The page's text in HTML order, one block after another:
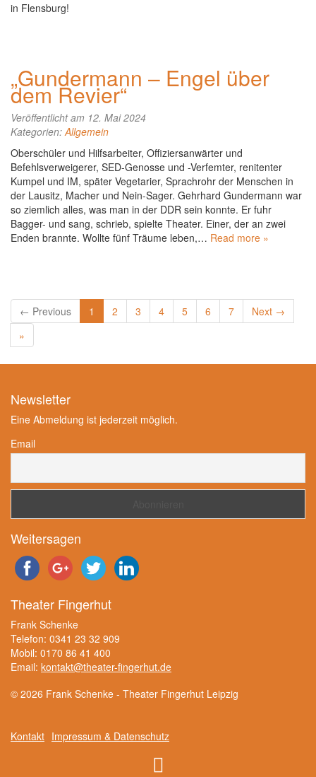
in Flensburg!
„Gundermann – Engel über
dem Revier“
Veröffentlicht am 12. Mai 2024
Kategorien:Allgemein
Oberschüler und Hilfsarbeiter, Offiziersanwärter und
Befehlsverweigerer, SED-Genosse und -Verfemter, renitenter
Kumpel und IM, später Vegetarier, Sprachrohr der Menschen in
der Lausitz, Macher und Nein-Sager. Gehrhard Gundermann war
so ziemlich alles, was man in der DDR sein konnte. Er fuhr
Bagger- und sang, schrieb, spielte Theater. Einer, der an zwei
Enden brannte. Wollte fünf Träume leben,… Read more »
← Previous 1 2 3 4 5 6 7
Next →
»
Newsletter
Eine Abmeldung ist jederzeit möglich.
Email
Weitersagen
Theater Fingerhut
Frank Schenke
Telefon: 0341 23 32 909
Mobil: 0170 86 41 400
Email: kontakt@theater-fingerhut.de
© 2026 Frank Schenke - Theater Fingerhut Leipzig
Kontakt Impressum & Datenschutz